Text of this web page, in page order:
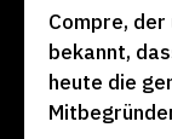
Compre,
bekannt,
heute die